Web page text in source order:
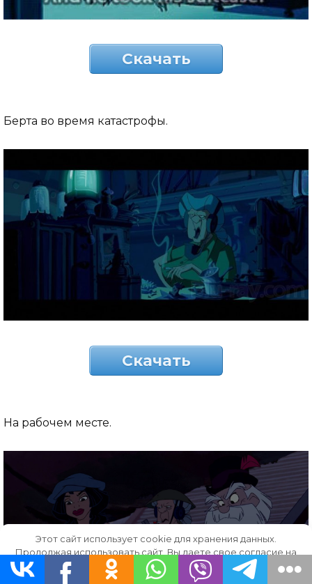
Скачать
Берта во время катастрофы.
Скачать
На рабочем месте.
Этот сайт использует cookie для хранения данных.
Продолжая использовать сайт, Вы даете свое согласие на
работу с этими файлами.
OK